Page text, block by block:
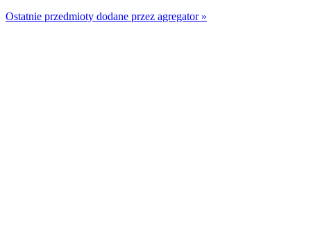
Ostatnie przedmioty dodane przez agregator »